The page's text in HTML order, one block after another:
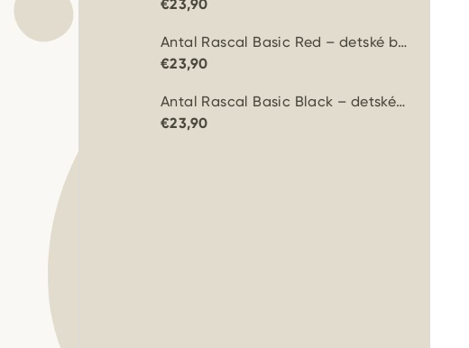
€23,90
Antal Rascal Basic Red – detské barefoot papuče
€23,90
Antal Rascal Basic Black – detské barefoot papuče
€23,90